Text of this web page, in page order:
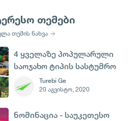
თემები
თემის ნახვა
4 ყველაზე პოპულარული
საოჯახო ტიპის სასტუმრო
საქართველოს
კურორტებზე
Turebi Ge
20 აგვისტო, 2020
ნომინაცია - საუკეთესო